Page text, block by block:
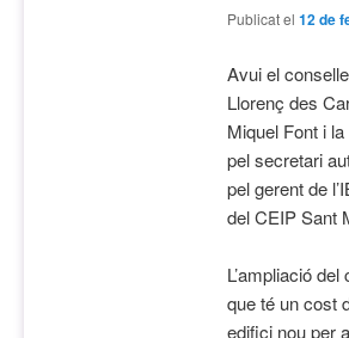
Publicat el 12 de
Avui el
Llorenç des
Miquel Font i
pel secretari
pel gerent de
del CEIP Sant
L’ampliació
que té un cost
edifici nou per